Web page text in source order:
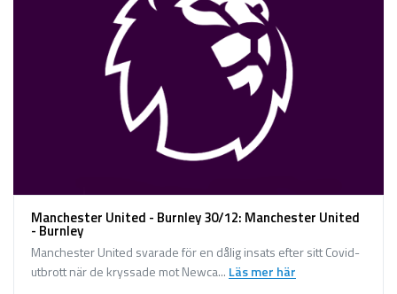
Manchester United - Burnley 30/12: Manchester United
- Burnley
Manchester United svarade för en dålig insats efter sitt Covid-
utbrott när de kryssade mot Newca... Läs mer här